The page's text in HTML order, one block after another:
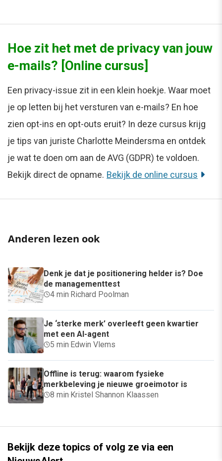
Hoe zit het met de privacy van jouw
e-mails? [Online cursus]
Een privacy-issue zit in een klein hoekje. Waar moet
je op letten bij het versturen van e-mails? En hoe
zien opt-ins en opt-outs eruit? In deze cursus krijg
je tips van juriste Charlotte Meindersma en ontdek
je wat te doen om aan de AVG (GDPR) te voldoen.
Bekijk direct de opname. Bekijk de online cursus
Anderen lezen ook
Denk je dat je positionering helder is? Doe
de managementtest
4 min·Richard Poolman
Je ‘sterke merk’ overleeft geen kwartier
met een AI-agent
5 min·Edwin Vlems
Offline is terug: waarom fysieke
merkbeleving je nieuwe groeimotor is
8 min·Kristel Shannon Klaassen
Bekijk deze topics of volg ze via een